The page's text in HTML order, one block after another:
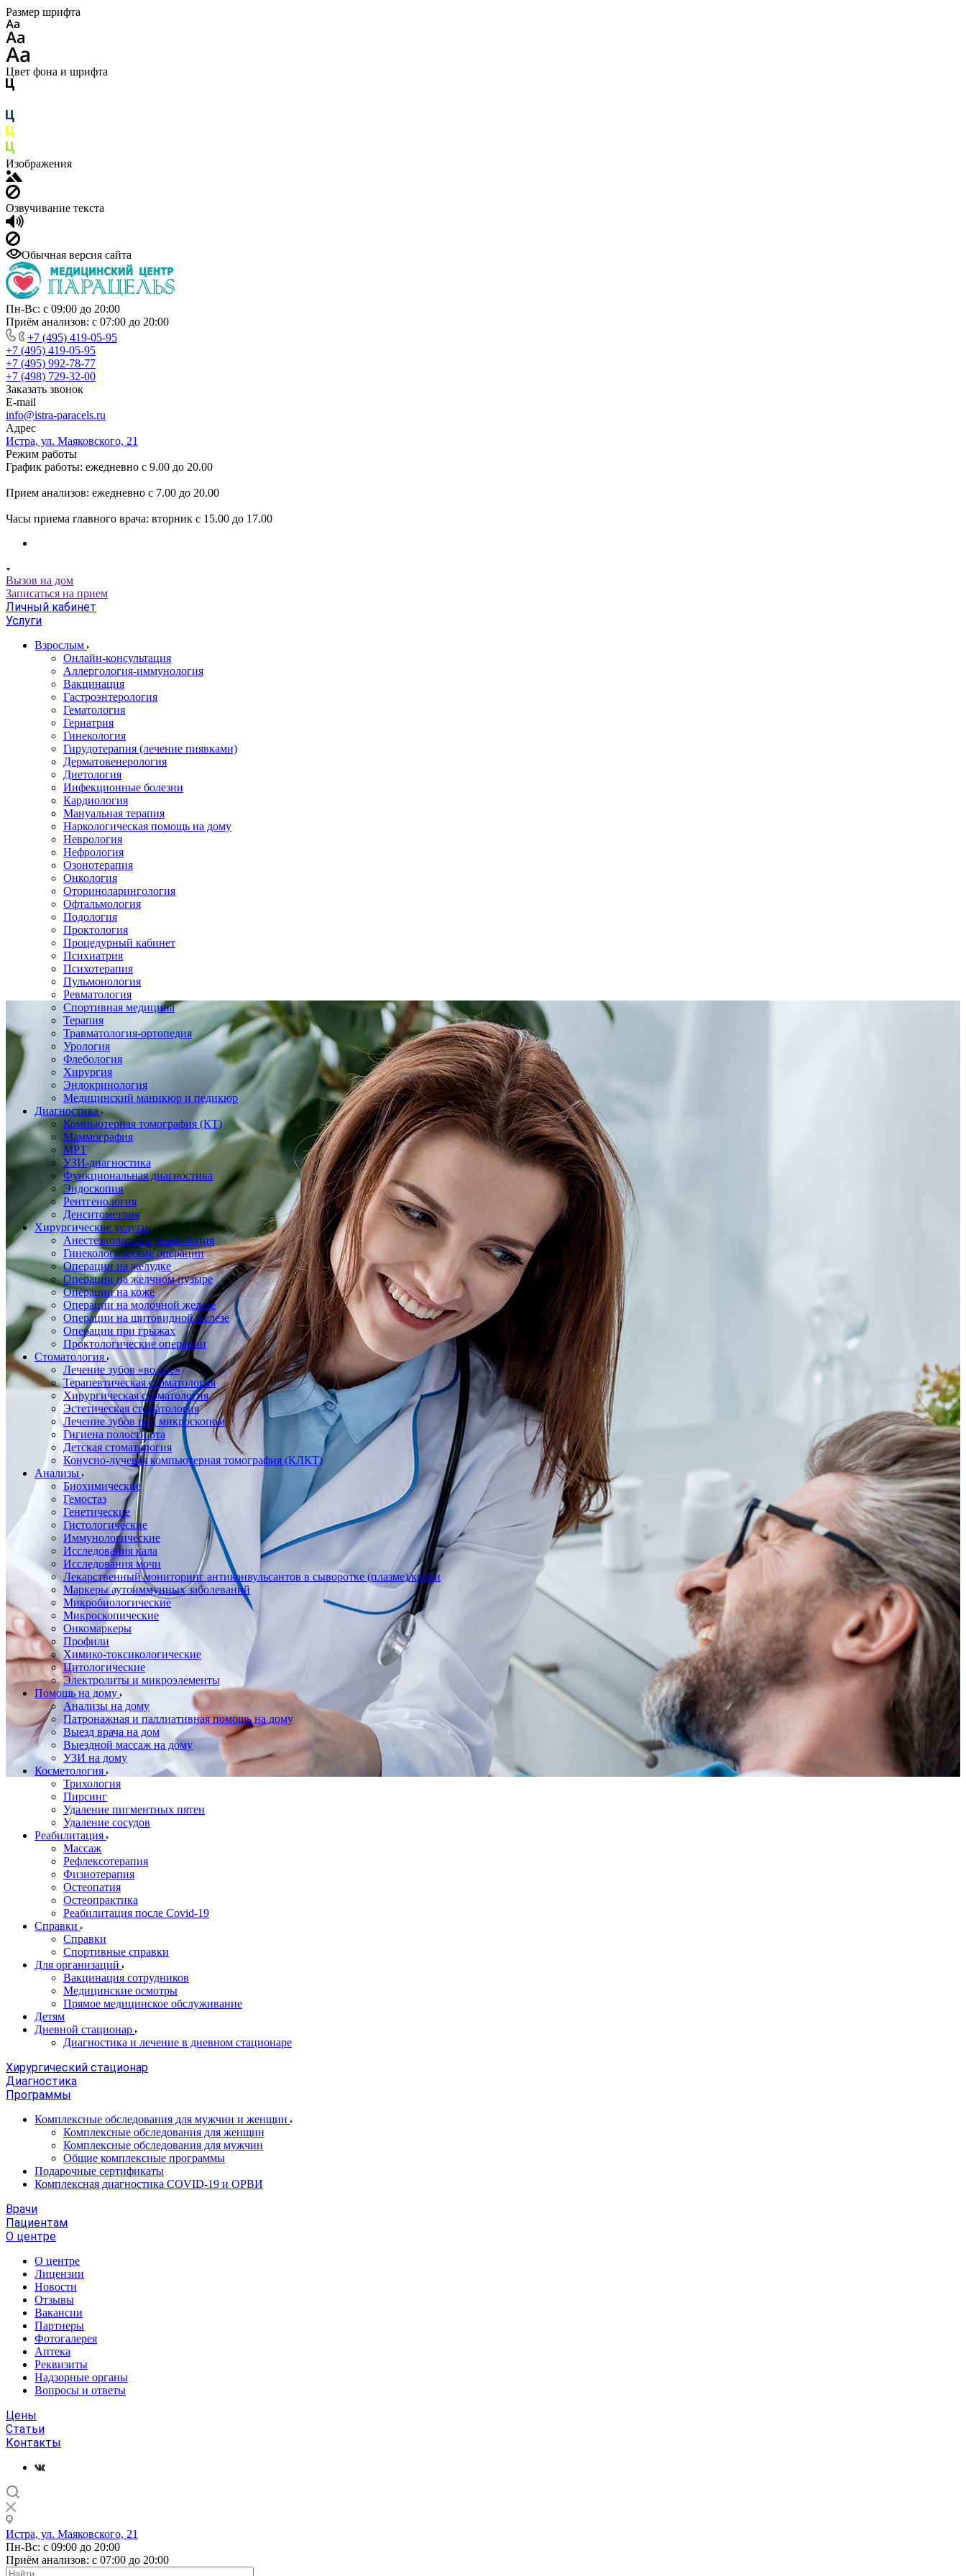
Размер шрифта
Цвет фона и шрифта
Изображения
Озвучивание текста
Обычная версия сайта
Пн-Вс: с 09:00 до 20:00
Приём анализов: с 07:00 до 20:00
+7 (495) 419-05-95
+7 (495) 419-05-95
+7 (495) 992-78-77
+7 (498) 729-32-00
Заказать звонок
E-mail
info@istra-paracels.ru
Адрес
Истра, ул. Маяковского, 21
Режим работы
График работы: ежедневно с 9.00 до 20.00
Прием анализов: ежедневно с 7.00 до 20.00
Часы приема главного врача: вторник с 15.00 до 17.00
Вызов на дом
Записаться на прием
Личный кабинет
Услуги
Взрослым
Онлайн-консультация
Аллергология-иммунология
Вакцинация
Гастроэнтерология
Гематология
Гериатрия
Гинекология
Гирудотерапия (лечение пиявками)
Дерматовенерология
Диетология
Инфекционные болезни
Кардиология
Мануальная терапия
Наркологическая помощь на дому
Неврология
Нефрология
Озонотерапия
Онкология
Оториноларингология
Офтальмология
Подология
Проктология
Процедурный кабинет
Психиатрия
Психотерапия
Пульмонология
Ревматология
Спортивная медицина
Терапия
Травматология-ортопедия
Урология
Флебология
Хирургия
Эндокринология
Медицинский маникюр и педикюр
Диагностика
Компьютерная томография (КТ)
Маммография
МРТ
УЗИ-диагностика
Функциональная диагностика
Эндоскопия
Рентгенология
Денситометрия
Хирургические услуги
Анестезиология и реанимация
Гинекологические операции
Операции на желудке
Операции на желчном пузыре
Операции на коже
Операции на молочной железе
Операции на щитовидной железе
Операции при грыжах
Проктологические операции
Стоматология
Лечение зубов «во сне»
Терапевтическая стоматология
Хирургическая стоматология
Эстетическая стоматология
Лечение зубов под микроскопом
Гигиена полости рта
Детская стоматология
Конусно-лучевая компьютерная томография (КЛКТ)
Анализы
Биохимические
Гемостаз
Генетические
Гистологические
Иммунологические
Исследования кала
Исследования мочи
Лекарственный мониторинг антиконвульсантов в сыворотке (плазме) крови
Маркеры аутоиммунных заболеваний
Микробиологические
Микроскопические
Онкомаркеры
Профили
Химико-токсикологические
Цитологические
Электролиты и микроэлементы
Помощь на дому
Анализы на дому
Патронажная и паллиативная помощь на дому
Выезд врача на дом
Выездной массаж на дому
УЗИ на дому
Косметология
Трихология
Пирсинг
Удаление пигментных пятен
Удаление сосудов
Реабилитация
Массаж
Рефлексотерапия
Физиотерапия
Остеопатия
Остеопрактика
Реабилитация после Covid-19
Справки
Справки
Спортивные справки
Для организаций
Вакцинация сотрудников
Медицинские осмотры
Прямое медицинское обслуживание
Детям
Дневной стационар
Диагностика и лечение в дневном стационаре
Хирургический стационар
Диагностика
Программы
Комплексные обследования для мужчин и женщин
Комплексные обследования для женщин
Комплексные обследования для мужчин
Общие комплексные программы
Подарочные сертификаты
Комплексная диагностика COVID-19 и ОРВИ
Врачи
Пациентам
О центре
О центре
Лицензии
Новости
Отзывы
Вакансии
Партнеры
Фотогалерея
Аптека
Реквизиты
Надзорные органы
Вопросы и ответы
Цены
Статьи
Контакты
Истра, ул. Маяковского, 21
Пн-Вс: с 09:00 до 20:00
Приём анализов: с 07:00 до 20:00